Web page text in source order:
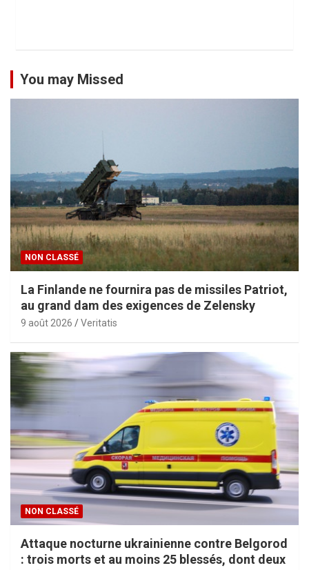
You may Missed
NON CLASSÉ
La Finlande ne fournira pas de missiles Patriot,
au grand dam des exigences de Zelensky
9 août 2026 Veritatis
NON CLASSÉ
Attaque nocturne ukrainienne contre Belgorod
: trois morts et au moins 25 blessés, dont deux